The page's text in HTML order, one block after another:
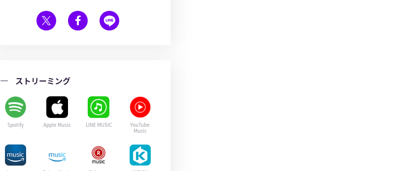
ストリーミング
Spotify Apple Music LINE MUSIC
YouTube
Music